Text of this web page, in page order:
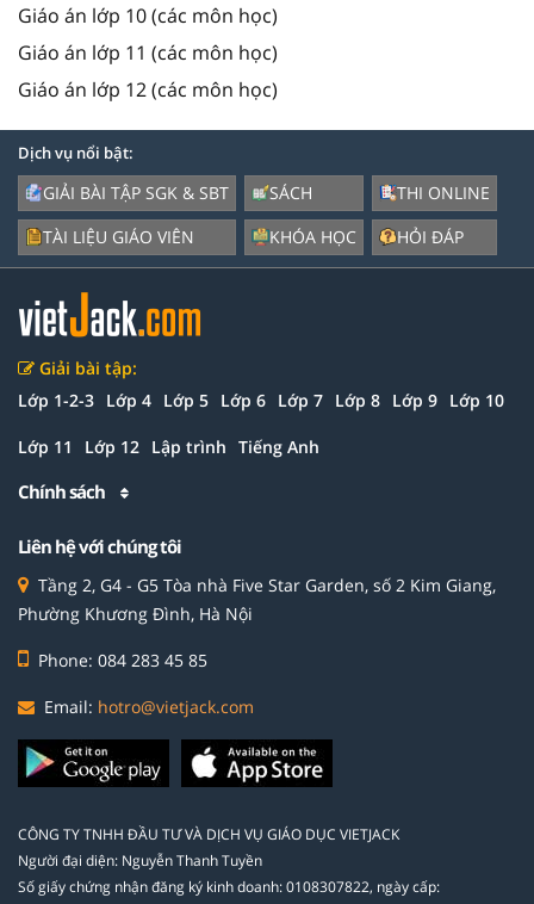
Giáo án lớp 10 (các môn học)
Giáo án lớp 11 (các môn học)
Giáo án lớp 12 (các môn học)
Dịch vụ nổi bật:
GIẢI BÀI TẬP SGK & SBT
TÀI LIỆU GIÁO VIÊN
SÁCH
KHÓA HỌC
THI ONLINE
HỎI ĐÁP
Giải bài tập:
Lớp 1-2-3 Lớp 4 Lớp 5 Lớp 6 Lớp 7 Lớp 8 Lớp 9 Lớp 10
Lớp 11 Lớp 12 Lập trình Tiếng Anh
Chính sách
Liên hệ với chúng tôi
Tầng 2, G4 - G5 Tòa nhà Five Star Garden, số 2 Kim Giang,
Phường Khương Đình, Hà Nội
Phone: 084 283 45 85
Email: hotro@vietjack.com
CÔNG TY TNHH ĐẦU TƯ VÀ DỊCH VỤ GIÁO DỤC VIETJACK
Người đại diện: Nguyễn Thanh Tuyền
Số giấy chứng nhận đăng ký kinh doanh: 0108307822, ngày cấp: